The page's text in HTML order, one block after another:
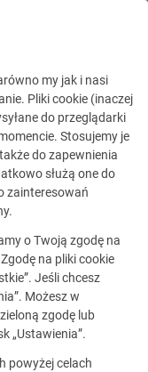
my jak i nasi
Pliki cookie (inaczej
do przeglądarki
Stosujemy je
do zapewnienia
służą one do
zainteresowań
o Twoją zgodę na
na pliki cookie
Jeśli chcesz
Możesz w
zgodę lub
„Ustawienia”.
powyżej celach